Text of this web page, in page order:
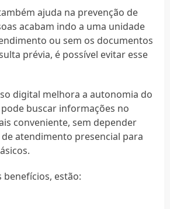
ajuda na prevenção de
acabam indo a uma unidade
ou sem os documentos
prévia, é possível evitar esse
digital melhora a autonomia do
buscar informações no
conveniente, sem depender
atendimento presencial para
estão: